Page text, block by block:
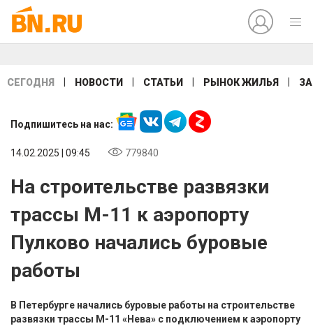
СЕГОДНЯ НОВОСТИ СТАТЬИ РЫНОК ЖИЛЬЯ
Подпишитесь на нас:
14.02.2025 | 09:45 779840
На строительстве развязки
трассы М-11 к аэропорту
Пулково начались буровые
работы
В Петербурге начались буровые работы на строительстве
развязки трассы М-11 «Нева» с подключением к аэропорту